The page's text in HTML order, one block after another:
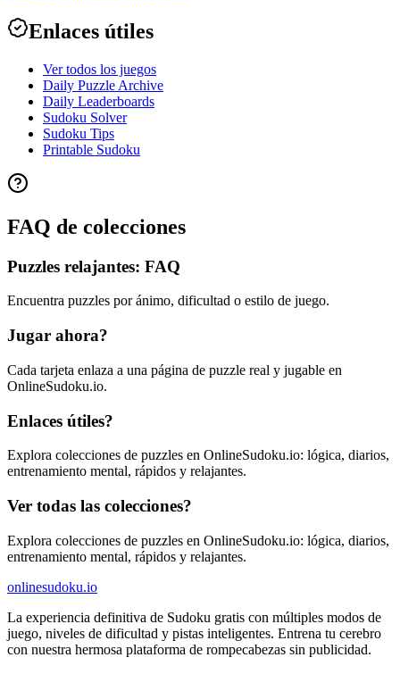
Enlaces útiles
Ver todos los juegos
Daily Puzzle Archive
Daily Leaderboards
Sudoku Solver
Sudoku Tips
Printable Sudoku
FAQ de colecciones
Puzzles relajantes: FAQ
Encuentra puzzles por ánimo, dificultad o estilo de juego.
Jugar ahora?
Cada tarjeta enlaza a una página de puzzle real y jugable en
OnlineSudoku.io.
Enlaces útiles?
Explora colecciones de puzzles en OnlineSudoku.io: lógica, diarios,
entrenamiento mental, rápidos y relajantes.
Ver todas las colecciones?
Explora colecciones de puzzles en OnlineSudoku.io: lógica, diarios,
entrenamiento mental, rápidos y relajantes.
onlinesudoku.io
La experiencia definitiva de Sudoku gratis con múltiples modos de
juego, niveles de dificultad y pistas inteligentes. Entrena tu cerebro
con nuestra hermosa plataforma de rompecabezas sin publicidad.